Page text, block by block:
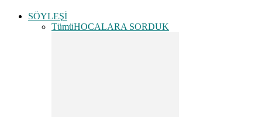
SÖYLEŞİ
TümüHOCALARA SORDUK